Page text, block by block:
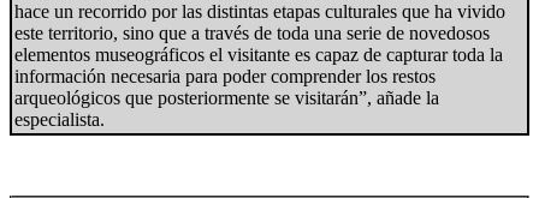
hace un recorrido por las distintas etapas culturales que ha vivido
este territorio, sino que a través de toda una serie de novedosos
elementos museográficos el visitante es capaz de capturar toda la
información necesaria para poder comprender los restos
arqueológicos que posteriormente se visitarán”, añade la
especialista.